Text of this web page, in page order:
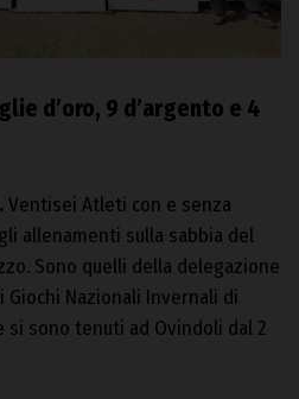
d’oro, 9 d’argento e 4
Ventisei Atleti con e senza
allenamenti sulla sabbia del
Sono quelli della delegazione
Nazionali Invernali di
si sono tenuti ad Ovindoli dal 2